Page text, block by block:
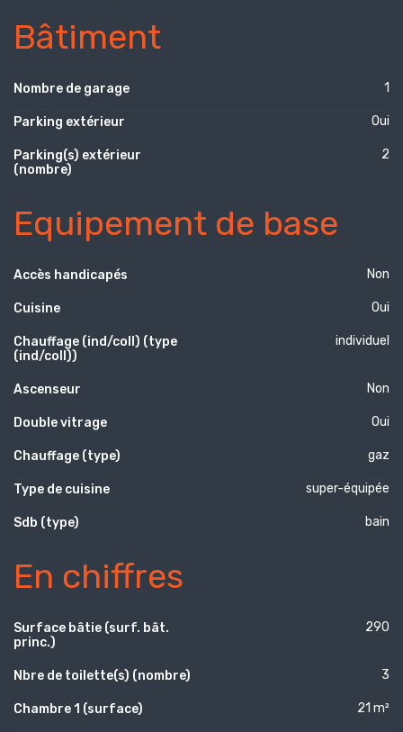
Bâtiment
Nombre de garage 1
Parking extérieur Oui
Parking(s) extérieur
(nombre)
2
Equipement de base
Accès handicapés Non
Cuisine Oui
Chauffage (ind/coll) (type
(ind/coll))
individuel
Ascenseur Non
Double vitrage Oui
Chauffage (type) gaz
Type de cuisine super-équipée
Sdb (type) bain
En chiffres
Surface bâtie (surf. bât.
princ.)
290
Nbre de toilette(s) (nombre) 3
Chambre 1 (surface) 21 m²